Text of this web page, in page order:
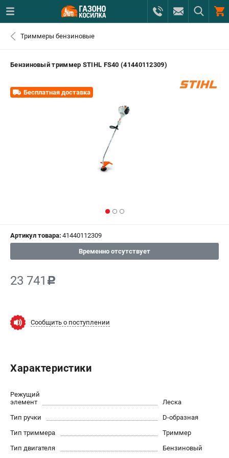
СРАВНЕНИЕ ( 0 )
ВХОД ИЛИ РЕГИСТРАЦИЯ
- ЗАКАЗ ЗАПЧАСТЕЙ
+7 (812) 615-80-17 - ЗАКАЗ ИЗДЕЛИЙ
САНКТ-ПЕТЕРБУРГ
0 ₽
Нашли дешевле?
Юридическим лицам
Триммеры бензиновые
Бензиновый триммер STIHL FS40 (41440112309)
Бесплатная доставка
Артикул товара: 41440112309
Временно отсутствует
23 741 c
Сообщить о поступлении
Характеристики
Режущий
элемент
Леска
Тип ручки
D-образная
Тип триммера
Триммер
Тип двигателя
Бензиновый